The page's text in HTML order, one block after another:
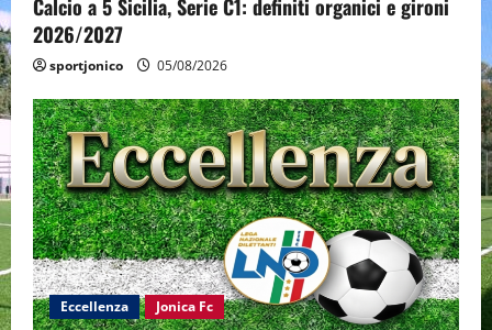
Calcio a 5 Sicilia, Serie C1: definiti organici e gironi
2026/2027
sportjonico 05/08/2026
Eccellenza Jonica Fc